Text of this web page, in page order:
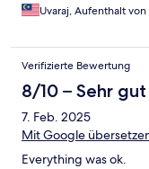
Uvaraj, Aufenthalt von
Verifizierte Bewertung
8/10 – Sehr gut
7. Feb. 2025
Mit Google
Everything was ok.